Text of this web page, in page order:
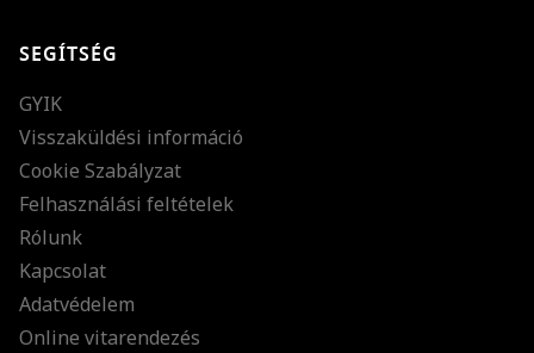
SEGÍTSÉG
GYIK
Visszaküldési információ
Cookie Szabályzat
Felhasználási feltételek
Rólunk
Kapcsolat
Adatvédelem
Online vitarendezés